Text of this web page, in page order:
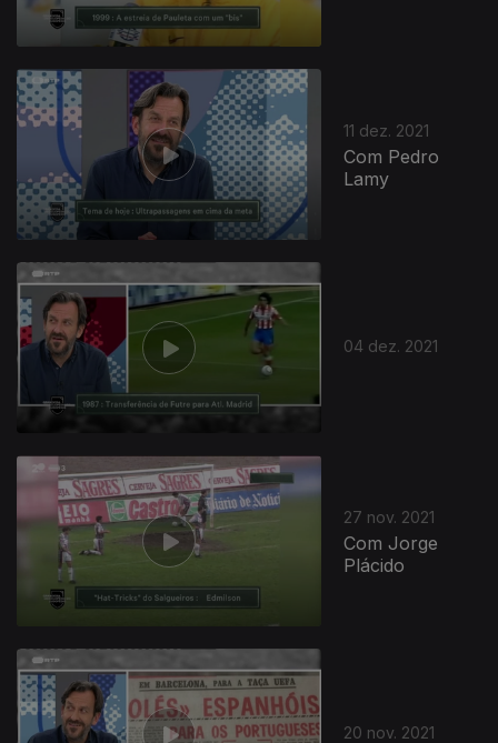
11 dez. 2021
Com Pedro
Lamy
04 dez. 2021
27 nov. 2021
Com Jorge
Plácido
20 nov. 2021